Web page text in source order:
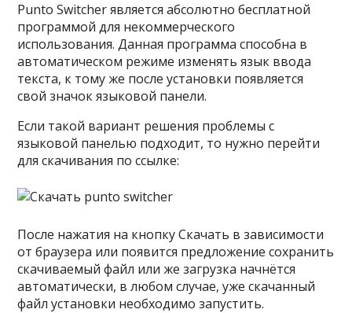
Punto Switcher является абсолютно бесплатной
программой для некоммерческого
использования. Данная программа способна в
автоматическом режиме изменять язык ввода
текста, к тому же после установки появляется
свой значок языковой панели.
Если такой вариант решения проблемы с
языковой панелью подходит, то нужно перейти
для скачивания по ссылке:
После нажатия на кнопку Скачать в зависимости
от браузера или появится предложение сохранить
скачиваемый файл или же загрузка начнётся
автоматически, в любом случае, уже скачанный
файл установки необходимо запустить.